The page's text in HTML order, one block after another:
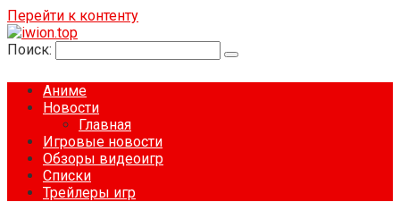
Перейти к контенту
Поиск:
Аниме
Новости
Главная
Игровые новости
Обзоры видеоигр
Списки
Трейлеры игр